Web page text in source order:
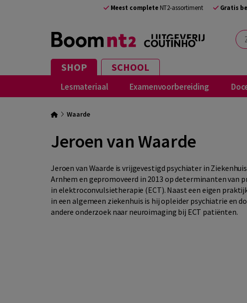
Meest completeNT2-assortiment Gratis
SHOP SCHOOL
Lesmateriaal Examenvoorbereiding
Waarde
Jeroen van Waarde
Jeroen van Waarde is vrijgevestigd psychiater in
Arnhem en gepromoveerd in 2013 op determinanten van
in elektroconvulsietherapie (ECT). Naast een eigen
in een algemeen ziekenhuis is hij opleider psychiatrie en
andere onderzoek naar neuroimaging bij ECT patiënten.